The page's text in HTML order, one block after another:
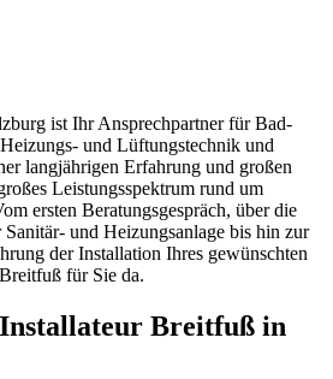
ist Ihr Ansprechpartner für Bad-
und Lüftungstechnik und
langjährigen Erfahrung und großen
Leistungsspektrum rund um
ersten Beratungsgespräch, über die
und Heizungsanlage bis hin zur
der Installation Ihres gewünschten
für Sie da.
Breitfuß in